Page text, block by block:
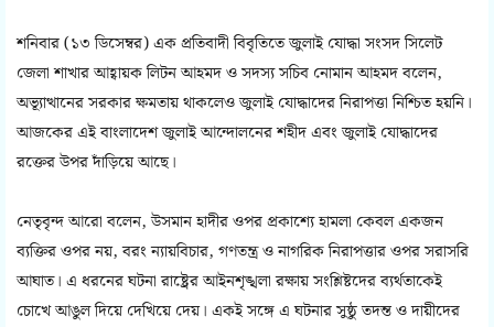
শনিবার (১৩ ডিসেম্বর) এক প্রতিবাদী বিবৃতিতে জুলাই যোদ্ধা সংসদ সিলেট
জেলা শাখার আহ্বায়ক লিটন আহমদ ও সদস্য সচিব নোমান আহমদ বলেন,
অভ্যূাত্থানের সরকার ক্ষমতায় থাকলেও জুলাই যোদ্ধাদের নিরাপত্তা নিশ্চিত হয়নি।
আজকের এই বাংলাদেশ জুলাই আন্দোলনের শহীদ এবং জুলাই যোদ্ধাদের
রক্তের উপর দাঁড়িয়ে আছে।
নেতৃবৃন্দ আরো বলেন, উসমান হাদীর ওপর প্রকাশ্যে হামলা কেবল একজন
ব্যক্তির ওপর নয়, বরং ন্যায়বিচার, গণতন্ত্র ও নাগরিক নিরাপত্তার ওপর সরাসরি
আঘাত। এ ধরনের ঘটনা রাষ্ট্রের আইনশৃঙ্খলা রক্ষায় সংশ্লিষ্টদের ব্যর্থতাকেই
চোখে আঙুল দিয়ে দেখিয়ে দেয়। একই সঙ্গে এ ঘটনার সুষ্ঠু তদন্ত ও দায়ীদের